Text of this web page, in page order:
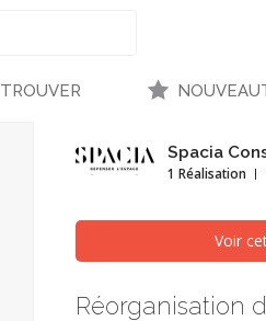
TROUVER
Spacia
1 Réalisation
Voir
Réorganisation